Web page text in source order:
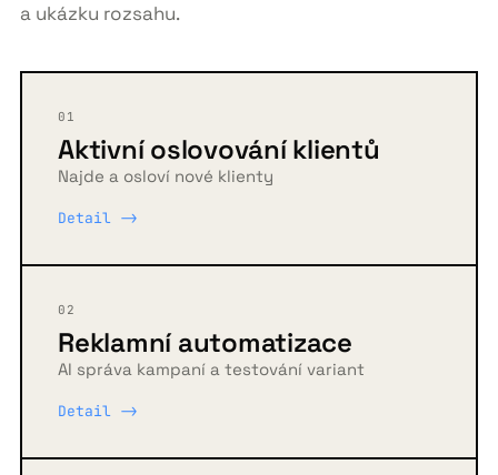
a ukázku rozsahu.
01
Aktivní oslovování klientů
Najde a osloví nové klienty
Detail ->
02
Reklamní automatizace
AI správa kampaní a testování variant
Detail ->